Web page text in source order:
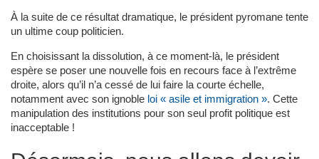
À la suite de ce résultat dramatique, le président pyromane tente
un ultime coup politicien.
En choisissant la dissolution, à ce moment-là, le président
espère se poser une nouvelle fois en recours face à l’extrême
droite, alors qu’il n’a cessé de lui faire la courte échelle,
notamment avec son ignoble loi « asile et immigration ». Cette
manipulation des institutions pour son seul profit politique est
inacceptable !